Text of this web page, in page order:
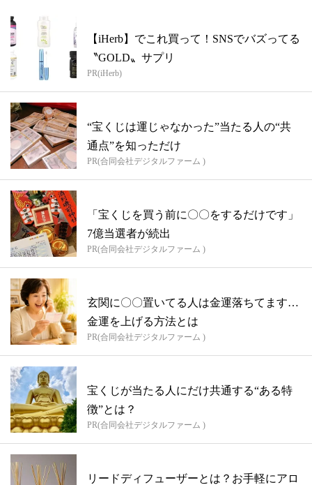
【iHerb】でこれ買って！SNSでバズってる
〝GOLD〟サプリ
PR(iHerb)
“宝くじは運じゃなかった”当たる人の“共
通点”を知っただけ
PR(合同会社デジタルファーム )
「宝くじを買う前に〇〇をするだけです」
7億当選者が続出
PR(合同会社デジタルファーム )
玄関に〇〇置いてる人は金運落ちてます…
金運を上げる方法とは
PR(合同会社デジタルファーム )
宝くじが当たる人にだけ共通する“ある特
徴”とは？
PR(合同会社デジタルファーム )
リードディフューザーとは？お手軽にアロ